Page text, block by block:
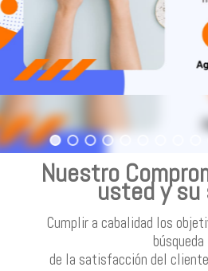
Nuestro
usted y su
Cumplir a cabalidad los
búsqueda
de la satisfacción del